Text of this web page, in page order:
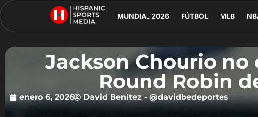
MUNDIAL 2026 FÚTBOL MLB
Jackson Chourio
Round Robin
enero 6, 2026 David Benítez - @davidbedeportes